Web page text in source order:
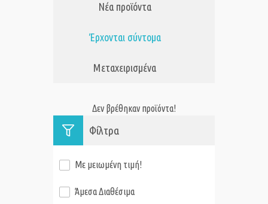
Νέα προϊόντα
Έρχονται σύντομα
Μεταχειρισμένα
Δεν βρέθηκαν προϊόντα!
Φίλτρα
Με μειωμένη τιμή!
Άμεσα Διαθέσιμα